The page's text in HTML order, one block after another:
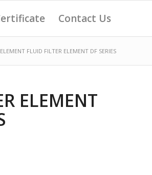
Contact Us
FLUID FILTER ELEMENT DF SERIES
ELEMENT